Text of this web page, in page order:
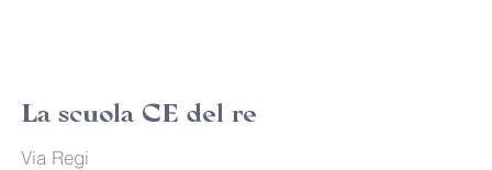
La scuola CE del re
Via Regi